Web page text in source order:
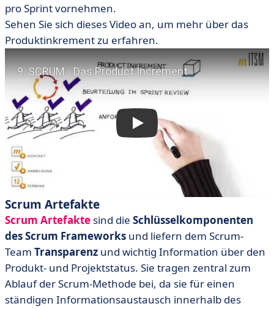
pro Sprint vornehmen.
Sehen Sie sich dieses Video an, um mehr über das
Produktinkrement zu erfahren.
Scrum Artefakte
Scrum Artefakte sind die Schlüsselkomponenten
des Scrum Frameworks und liefern dem Scrum-
Team Transparenz und wichtig Information über den
Produkt- und Projektstatus. Sie tragen zentral zum
Ablauf der Scrum-Methode bei, da sie für einen
ständigen Informationsaustausch innerhalb des